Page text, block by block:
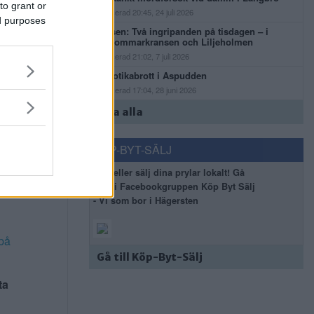
grant or
purposes
att
Publicerad 20:45, 24 juli 2026
Polisen: Två ingripanden på tisdagen – i
Midsommarkransen och Liljeholmen
Publicerad 21:02, 7 juli 2026
Narkotikabrott i Aspudden
Publicerad 17:04, 28 juni 2026
Visa alla
KÖP-BYT-SÄLJ
Köp eller sälj dina prylar lokalt! Gå
med i Facebookgruppen Köp Byt Sälj
- Vi som bor i Hägersten
Gå till Köp-Byt-Sälj